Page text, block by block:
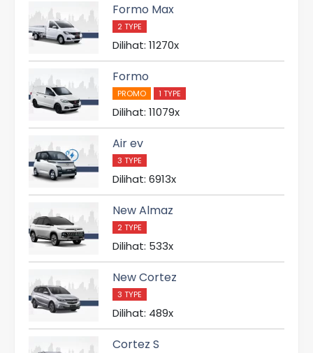
Formo Max
2 TYPE
Dilihat: 11270x
Formo
PROMO 1 TYPE
Dilihat: 11079x
Air ev
3 TYPE
Dilihat: 6913x
New Almaz
2 TYPE
Dilihat: 533x
New Cortez
3 TYPE
Dilihat: 489x
Cortez S